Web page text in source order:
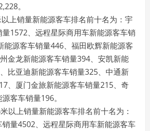
。
上销量新能源客车排名前十名为：宇
1572、远程星际商用车新能源客车销
能源客车销量446、福田欧辉新能源客
金龙新能源客车销量394、安凯新能
比亚迪新能源客车销量325、中通新
、厦门金旅新能源客车销量215、奇
客车销量196。
以上销量新能源客车排名前十名为：
量4502、远程星际商用车新能源客车